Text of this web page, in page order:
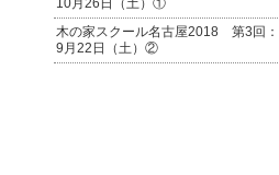
10月26日（土）①
木の家スクール名古屋2018 第3回：
9月22日（土）②